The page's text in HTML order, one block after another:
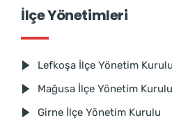
İlçe Yönetimleri
Lefkoşa İlçe Yönetim Kurulu
Mağusa İlçe Yönetim Kurulu
Girne İlçe Yönetim Kurulu